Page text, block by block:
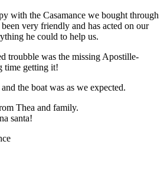
with the Casamance we bought through
very friendly and has acted on our
he could to help us.
troubble was the missing Apostille-
time getting it!
the boat was as we expected.
Thea and family.
santa!